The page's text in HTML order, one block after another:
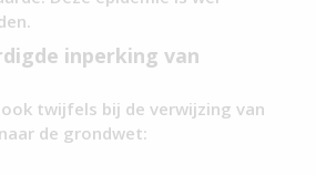
inperking van
twijfels bij de verwijzing van
naar de grondwet: